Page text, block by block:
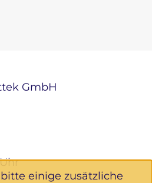
GmbH
einige zusätzliche